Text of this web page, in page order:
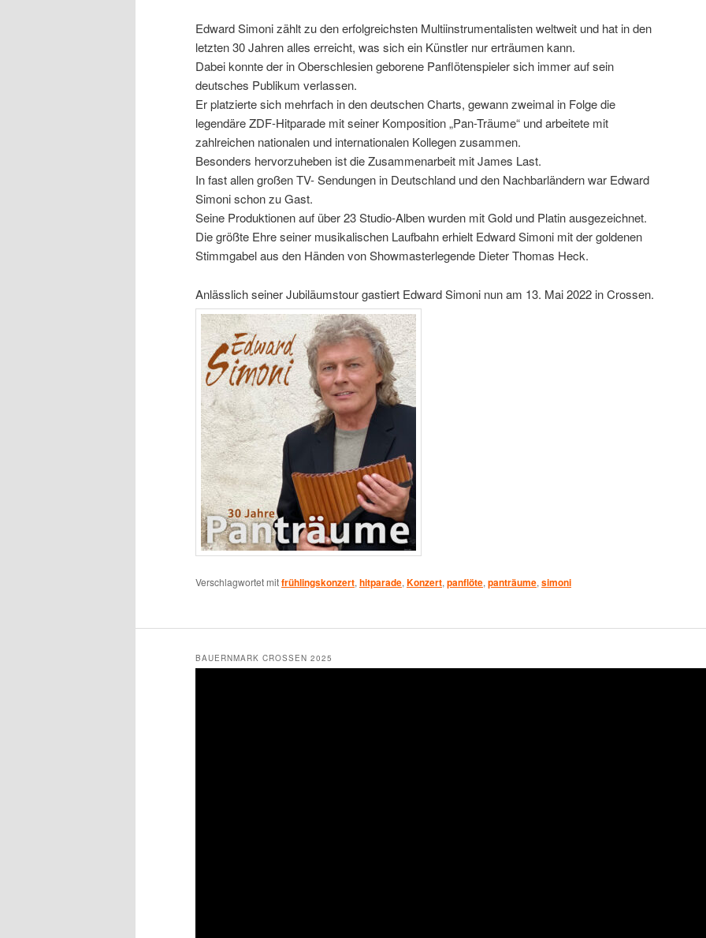
Edward Simoni zählt zu den erfolgreichsten Multiinstrumentalisten weltweit und hat in den
letzten 30 Jahren alles erreicht, was sich ein Künstler nur erträumen kann.
Dabei konnte der in Oberschlesien geborene Panflötenspieler sich immer auf sein
deutsches Publikum verlassen.
Er platzierte sich mehrfach in den deutschen Charts, gewann zweimal in Folge die
legendäre ZDF-Hitparade mit seiner Komposition „Pan-Träume“ und arbeitete mit
zahlreichen nationalen und internationalen Kollegen zusammen.
Besonders hervorzuheben ist die Zusammenarbeit mit James Last.
In fast allen großen TV- Sendungen in Deutschland und den Nachbarländern war Edward
Simoni schon zu Gast.
Seine Produktionen auf über 23 Studio-Alben wurden mit Gold und Platin ausgezeichnet.
Die größte Ehre seiner musikalischen Laufbahn erhielt Edward Simoni mit der goldenen
Stimmgabel aus den Händen von Showmasterlegende Dieter Thomas Heck.
Anlässlich seiner Jubiläumstour gastiert Edward Simoni nun am 13. Mai 2022 in Crossen.
Verschlagwortet mitfrühlingskonzert, hitparade, Konzert, panflöte, panträume, simoni
BAUERNMARK CROSSEN 2025